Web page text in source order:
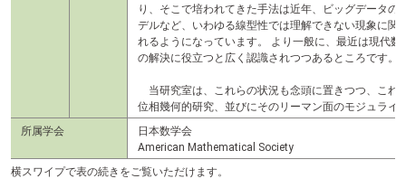
り、そこで培われてきた手法は近年、ビッグデータの
デルなど、いわゆる線型性では理解できない現象に関
れるようになっています。 より一般に、最近は現代
の解決に役立つと広く認識されつつあるところです。
当研究室は、これらの状況も念頭に置きつつ、これ
位相幾何的研究、並びにそのリーマン面のモジュライ
所属学会
日本数学会
American Mathematical Society
横スワイプで表の続きをご覧いただけます。